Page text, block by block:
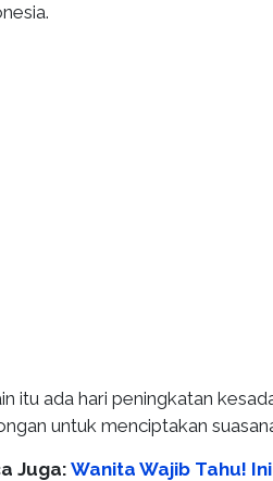
itu ada hari peningkatan
untuk menciptakan
Juga:Wanita Wajib Tahu!